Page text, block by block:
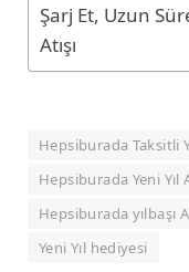
Şarj Et, Uzun
Atışı
Hepsiburada Taksitli
Hepsiburada Yeni Yıl
Hepsiburada yılbaşı
Yeni Yıl hediyesi